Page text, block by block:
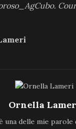
Ornella
una delle mie parole